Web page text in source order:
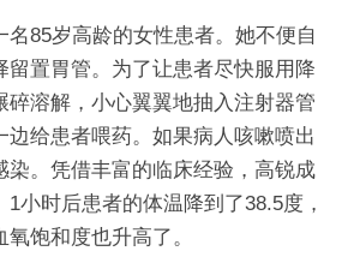
名85岁高龄的女性患者。她不便自
留置胃管。为了让患者尽快服用降
碎溶解，小心翼翼地抽入注射器管
边给患者喂药。如果病人咳嗽喷出
染。凭借丰富的临床经验，高锐成
小时后患者的体温降到了38.5度，
饱和度也升高了。